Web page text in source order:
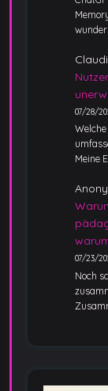
07/28/
Meine
07/23/
Noch